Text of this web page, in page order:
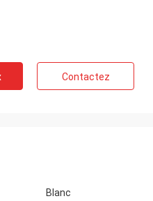
Contactez
Blanc